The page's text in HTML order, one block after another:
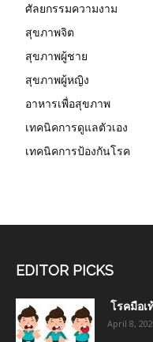
ศัลยกรรมความงาม
สุขภาพจิต
สุขภาพผู้ชาย
สุขภาพผู้หญิง
อาหารเพื่อสุขภาพ
เทคนิคการดูแลตัวเอง
เทคนิคการป้องกันโรค
EDITOR PICKS
โรคมือเ
April 8,